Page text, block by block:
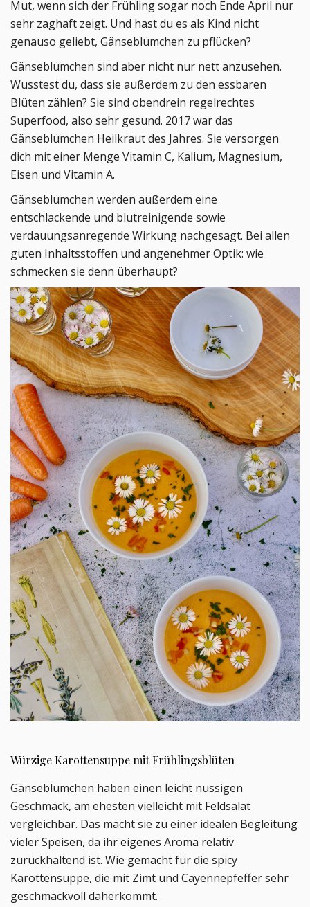
Mut, wenn sich der Frühling sogar noch Ende April nur
sehr zaghaft zeigt. Und hast du es als Kind nicht
genauso geliebt, Gänseblümchen zu pflücken?
Gänseblümchen sind aber nicht nur nett anzusehen.
Wusstest du, dass sie außerdem zu den essbaren
Blüten zählen? Sie sind obendrein regelrechtes
Superfood, also sehr gesund. 2017 war das
Gänseblümchen Heilkraut des Jahres. Sie versorgen
dich mit einer Menge Vitamin C, Kalium, Magnesium,
Eisen und Vitamin A.
Gänseblümchen werden außerdem eine
entschlackende und blutreinigende sowie
verdauungsanregende Wirkung nachgesagt. Bei allen
guten Inhaltsstoffen und angenehmer Optik: wie
schmecken sie denn überhaupt?
Würzige Karottensuppe mit Frühlingsblüten
Gänseblümchen haben einen leicht nussigen
Geschmack, am ehesten vielleicht mit Feldsalat
vergleichbar. Das macht sie zu einer idealen Begleitung
vieler Speisen, da ihr eigenes Aroma relativ
zurückhaltend ist. Wie gemacht für die spicy
Karottensuppe, die mit Zimt und Cayennepfeffer sehr
geschmackvoll daherkommt.